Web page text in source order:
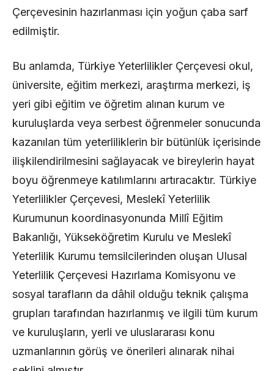
Çerçevesinin hazırlanması için yoğun çaba sarf
edilmiştir.
Bu anlamda, Türkiye Yeterlilikler Çerçevesi okul,
üniversite, eğitim merkezi, araştırma merkezi, iş
yeri gibi eğitim ve öğretim alınan kurum ve
kuruluşlarda veya serbest öğrenmeler sonucunda
kazanılan tüm yeterliliklerin bir bütünlük içerisinde
ilişkilendirilmesini sağlayacak ve bireylerin hayat
boyu öğrenmeye katılımlarını artıracaktır. Türkiye
Yeterlilikler Çerçevesi, Meslekî Yeterlilik
Kurumunun koordinasyonunda Millî Eğitim
Bakanlığı, Yükseköğretim Kurulu ve Meslekî
Yeterlilik Kurumu temsilcilerinden oluşan Ulusal
Yeterlilik Çerçevesi Hazırlama Komisyonu ve
sosyal tarafların da dâhil olduğu teknik çalışma
grupları tarafından hazırlanmış ve ilgili tüm kurum
ve kuruluşların, yerli ve uluslararası konu
uzmanlarının görüş ve önerileri alınarak nihai